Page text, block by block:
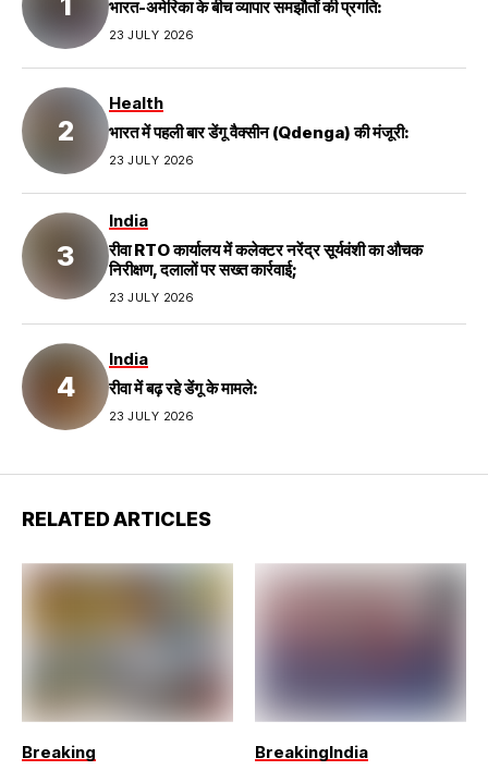
भारत-अमेरिका के बीच व्यापार समझौतों की प्रगति:
23 JULY 2026
Health
भारत में पहली बार डेंगू वैक्सीन (Qdenga) की मंजूरी:
23 JULY 2026
India
रीवा RTO कार्यालय में कलेक्टर नरेंद्र सूर्यवंशी का औचक
निरीक्षण, दलालों पर सख्त कार्रवाई;
23 JULY 2026
India
रीवा में बढ़ रहे डेंगू के मामले:
23 JULY 2026
RELATED ARTICLES
Breaking BreakingIndia